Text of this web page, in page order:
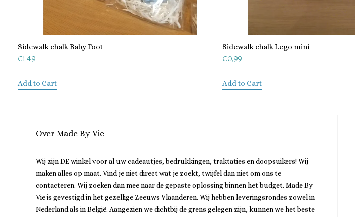
Sidewalk chalk Baby Foot
€1,49
Add to Cart
Sidewalk chalk Lego mini
€0,99
Add to Cart
Over Made By Vie
Wij zijn DE winkel voor al uw cadeautjes, bedrukkingen, traktaties en doopsuikers! Wij
maken alles op maat. Vind je niet direct wat je zoekt, twijfel dan niet om ons te
contacteren. Wij zoeken dan mee naar de gepaste oplossing binnen het budget. Made By
Vie is gevestigd in het gezellige Zeeuws-Vlaanderen. Wij hebben leveringsrondes zowel in
Nederland als in België. Aangezien we dichtbij de grens gelegen zijn, kunnen we het beste